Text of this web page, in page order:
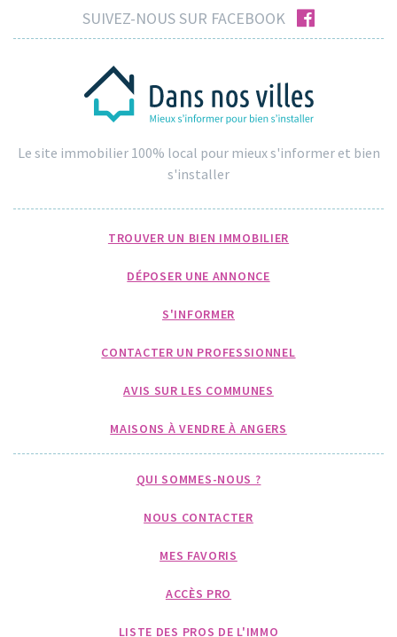
SUIVEZ-NOUS SUR FACEBOOK facebook
Le site immobilier 100% local pour mieux s'informer et bien
s'installer
TROUVER UN BIEN IMMOBILIER
DÉPOSER UNE ANNONCE
S'INFORMER
CONTACTER UN PROFESSIONNEL
AVIS SUR LES COMMUNES
MAISONS À VENDRE À ANGERS
QUI SOMMES-NOUS ?
NOUS CONTACTER
MES FAVORIS
ACCÈS PRO
LISTE DES PROS DE L'IMMO